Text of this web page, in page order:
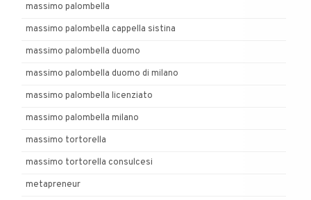
massimo palombella
massimo palombella cappella sistina
massimo palombella duomo
massimo palombella duomo di milano
massimo palombella licenziato
massimo palombella milano
massimo tortorella
massimo tortorella consulcesi
metapreneur